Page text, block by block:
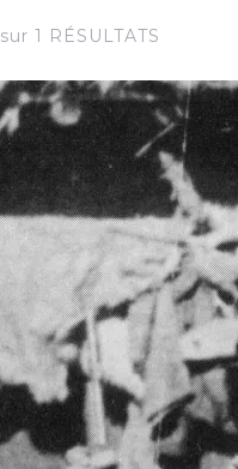
1 RÉSULTATS